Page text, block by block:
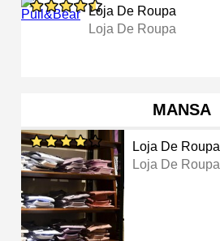
Loja De Roupa
Loja De Roupa
MANSA
Loja De Roupa
Loja De Roupa